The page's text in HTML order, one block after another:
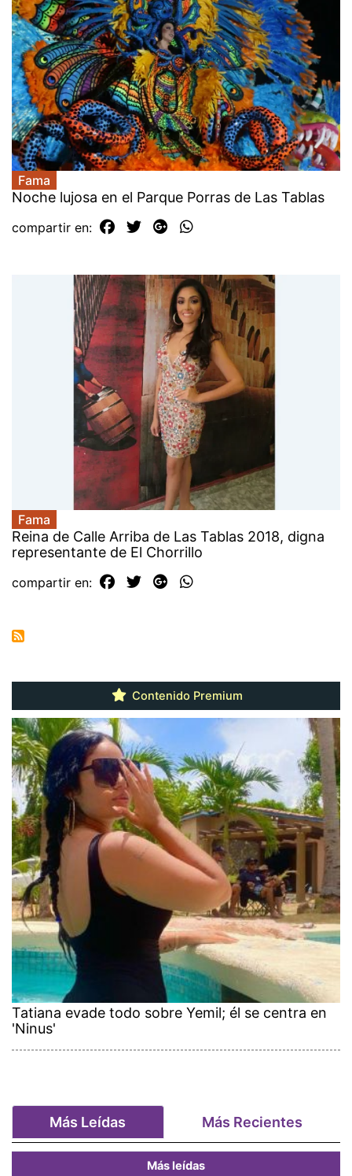
Fama
Noche lujosa en el Parque Porras de Las Tablas
compartir en:
Fama
Reina de Calle Arriba de Las Tablas 2018, digna
representante de El Chorrillo
compartir en:
Contenido Premium
Tatiana evade todo sobre Yemil; él se centra en
'Ninus'
Más Leídas Más Recientes
Más leídas